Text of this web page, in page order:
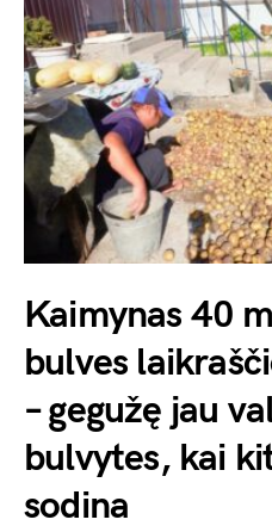
Kaimynas 40
bulves
– gegužę jau
bulvytes, kai
sodina